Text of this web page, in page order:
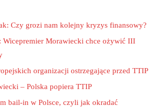
Czy grozi nam kolejny kryzys finansowy?
Wicepremier Morawiecki chce ożywić III
organizacji ostrzegające przed TTIP
– Polska popiera TTIP
bail-in w Polsce, czyli jak okradać